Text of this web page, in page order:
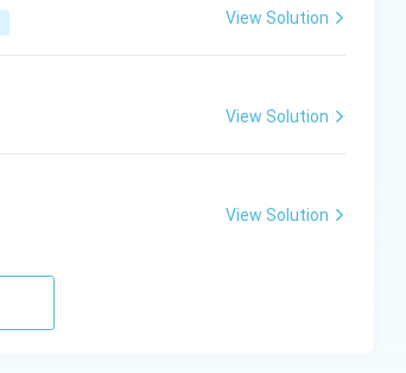
View Solution
View Solution
View Solution